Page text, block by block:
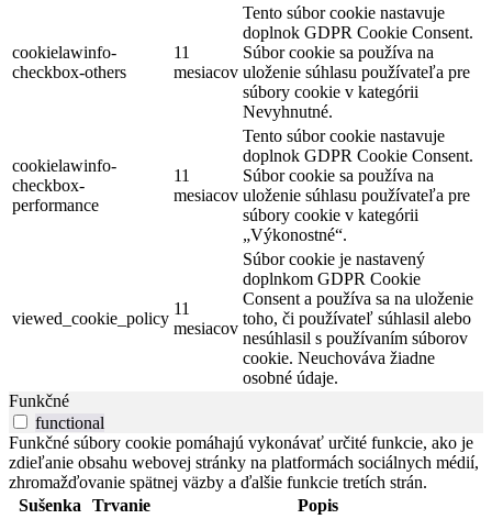
cookielawinfo-
checkbox-others
11
mesiacov
Tento súbor cookie nastavuje
doplnok GDPR Cookie Consent.
Súbor cookie sa používa na
uloženie súhlasu používateľa pre
súbory cookie v kategórii
Nevyhnutné.
cookielawinfo-
checkbox-
performance
11
mesiacov
Tento súbor cookie nastavuje
doplnok GDPR Cookie Consent.
Súbor cookie sa používa na
uloženie súhlasu používateľa pre
súbory cookie v kategórii
„Výkonostné“.
viewed_cookie_policy
11
mesiacov
Súbor cookie je nastavený
doplnkom GDPR Cookie
Consent a používa sa na uloženie
toho, či používateľ súhlasil alebo
nesúhlasil s používaním súborov
cookie. Neuchováva žiadne
osobné údaje.
Funkčné
functional
Funkčné súbory cookie pomáhajú vykonávať určité funkcie, ako je
zdieľanie obsahu webovej stránky na platformách sociálnych médií,
zhromažďovanie spätnej väzby a ďalšie funkcie tretích strán.
Sušenka
Trvanie
Popis